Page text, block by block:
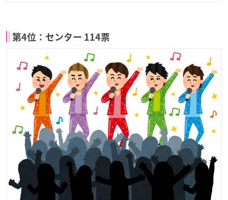
第4位：センター 114票